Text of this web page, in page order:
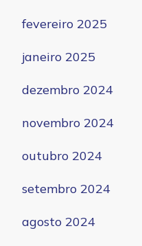
fevereiro 2025
janeiro 2025
dezembro 2024
novembro 2024
outubro 2024
setembro 2024
agosto 2024